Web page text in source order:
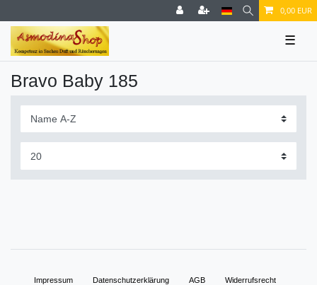
0,00 EUR
☰
Bravo Baby 185
Impressum Daten­schutz­erklärung AGB Widerrufs­recht